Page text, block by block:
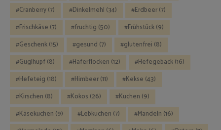
Cranberry(7) Dinkelmehl (34) Erdbeer(7)
Frischkäse (7) fruchtig (50) Frühstück(9)
Geschenk(15) gesund (7) glutenfrei (8)
Guglhupf(8) Haferflocken (12) Hefegebäck(16)
Hefeteig (18) Himbeer(11) Kekse (43)
Kirschen (8) Kokos (26) Kuchen (9)
Käsekuchen (9) Lebkuchen (7) Mandeln (16)